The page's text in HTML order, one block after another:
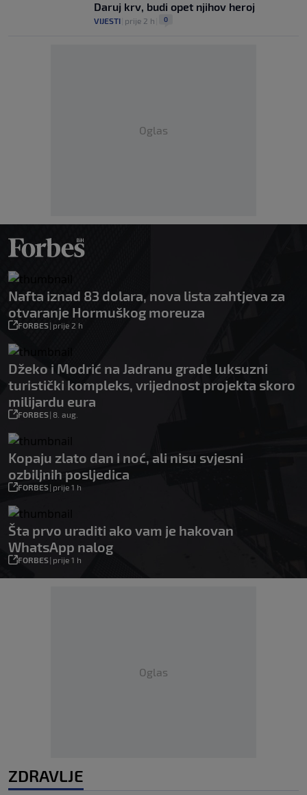
Daruj krv, budi opet njihov heroj
VIJESTI prije 2 h 0
Oglas
Nafta iznad 83 dolara, nova lista zahtjeva za
otvaranje Hormuškog moreuza
FORBES| prije 2 h
Džeko i Modrić na Jadranu grade luksuzni
turistički kompleks, vrijednost projekta skoro
milijardu eura
FORBES| 8. aug.
Kopaju zlato dan i noć, ali nisu svjesni
ozbiljnih posljedica
FORBES| prije 1 h
Šta prvo uraditi ako vam je hakovan
WhatsApp nalog
FORBES| prije 1 h
Oglas
ZDRAVLJE